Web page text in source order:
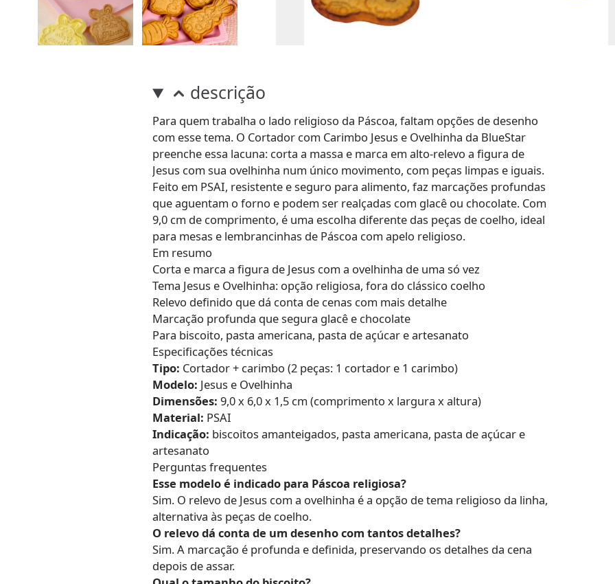
descrição
Para quem trabalha o lado religioso da Páscoa, faltam opções de desenho
com esse tema. O Cortador com Carimbo Jesus e Ovelhinha da BlueStar
preenche essa lacuna: corta a massa e marca em alto-relevo a figura de
Jesus com sua ovelhinha num único movimento, com peças limpas e iguais.
Feito em PSAI, resistente e seguro para alimento, faz marcações profundas
que aguentam o forno e podem ser realçadas com glacê ou chocolate. Com
9,0 cm de comprimento, é uma escolha diferente das peças de coelho, ideal
para mesas e lembrancinhas de Páscoa com apelo religioso.
Em resumo
Corta e marca a figura de Jesus com a ovelhinha de uma só vez
Tema Jesus e Ovelhinha: opção religiosa, fora do clássico coelho
Relevo definido que dá conta de cenas com mais detalhe
Marcação profunda que segura glacê e chocolate
Para biscoito, pasta americana, pasta de açúcar e artesanato
Especificações técnicas
Tipo: Cortador + carimbo (2 peças: 1 cortador e 1 carimbo)
Modelo: Jesus e Ovelhinha
Dimensões: 9,0 x 6,0 x 1,5 cm (comprimento x largura x altura)
Material: PSAI
Indicação: biscoitos amanteigados, pasta americana, pasta de açúcar e
artesanato
Perguntas frequentes
Esse modelo é indicado para Páscoa religiosa?
Sim. O relevo de Jesus com a ovelhinha é a opção de tema religioso da linha,
alternativa às peças de coelho.
O relevo dá conta de um desenho com tantos detalhes?
Sim. A marcação é profunda e definida, preservando os detalhes da cena
depois de assar.